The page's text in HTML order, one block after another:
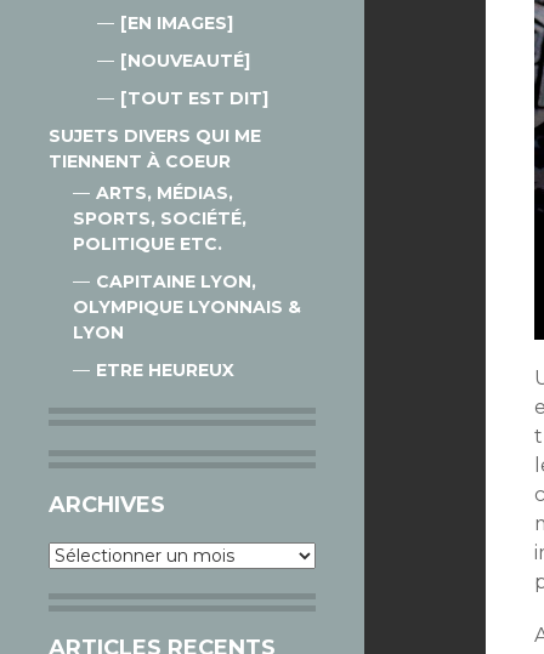
[EN IMAGES]
[NOUVEAUTÉ]
[TOUT EST DIT]
SUJETS DIVERS QUI ME
TIENNENT À COEUR
ARTS, MÉDIAS,
SPORTS, SOCIÉTÉ,
POLITIQUE ETC.
CAPITAINE LYON,
OLYMPIQUE LYONNAIS &
LYON
ETRE HEUREUX
ARCHIVES
Archives
ARTICLES RECENTS